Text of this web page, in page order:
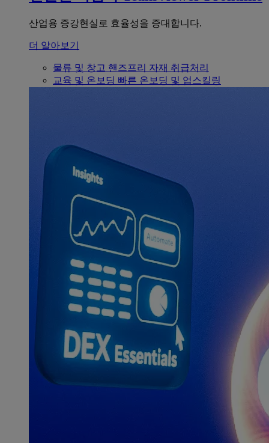
산업용 증강현실로 효율성을 증대합니다.
더 알아보기
물류 및 창고 핸즈프리 자재 취급처리
교육 및 온보딩 빠른 온보딩 및 업스킬링